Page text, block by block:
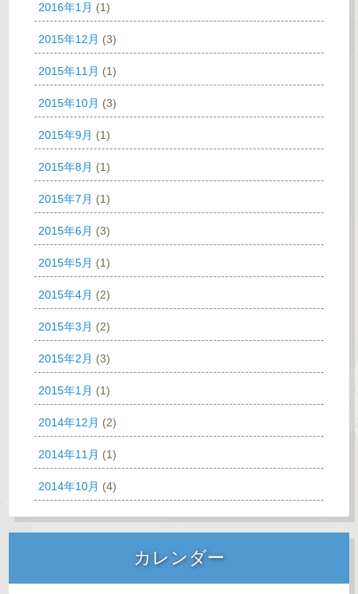
2016年1月 (1)
2015年12月 (3)
2015年11月 (1)
2015年10月 (3)
2015年9月 (1)
2015年8月 (1)
2015年7月 (1)
2015年6月 (3)
2015年5月 (1)
2015年4月 (2)
2015年3月 (2)
2015年2月 (3)
2015年1月 (1)
2014年12月 (2)
2014年11月 (1)
2014年10月 (4)
カレンダー